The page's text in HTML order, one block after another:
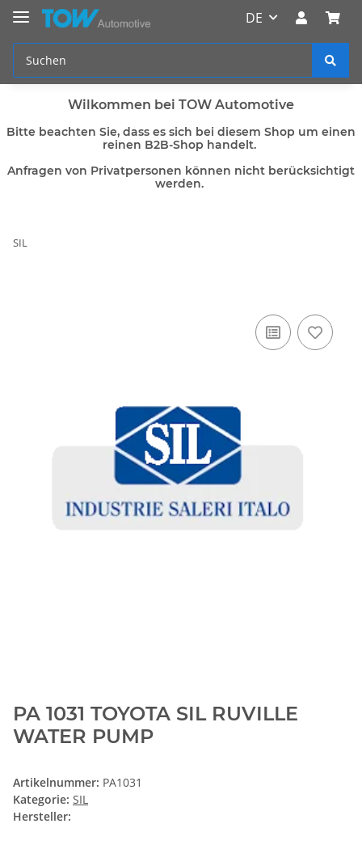
DE
Wilkommen bei TOW Automotive
Bitte beachten Sie, dass es sich bei diesem Shop um einen
reinen B2B-Shop handelt.
Anfragen von Privatpersonen können nicht berücksichtigt
werden.
SIL
PA 1031 TOYOTA SIL RUVILLE
WATER PUMP
Artikelnummer: PA1031
Kategorie: SIL
Hersteller: